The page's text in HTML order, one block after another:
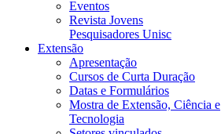
Eventos
Revista Jovens
Pesquisadores Unisc
Extensão
Apresentação
Cursos de Curta Duração
Datas e Formulários
Mostra de Extensão, Ciência e
Tecnologia